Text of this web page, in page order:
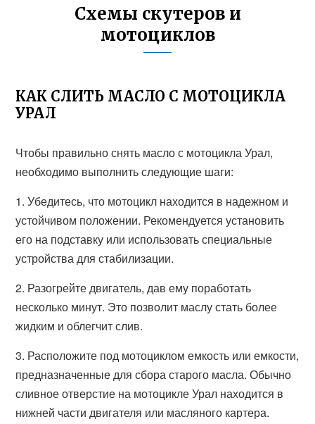
Схемы скутеров и
мотоциклов
КАК СЛИТЬ МАСЛО С МОТОЦИКЛА
УРАЛ
Чтобы правильно снять масло с мотоцикла Урал,
необходимо выполнить следующие шаги:
1. Убедитесь, что мотоцикл находится в надежном и
устойчивом положении. Рекомендуется установить
его на подставку или использовать специальные
устройства для стабилизации.
2. Разогрейте двигатель, дав ему поработать
несколько минут. Это позволит маслу стать более
жидким и облегчит слив.
3. Расположите под мотоциклом емкость или емкости,
предназначенные для сбора старого масла. Обычно
сливное отверстие на мотоцикле Урал находится в
нижней части двигателя или масляного картера.